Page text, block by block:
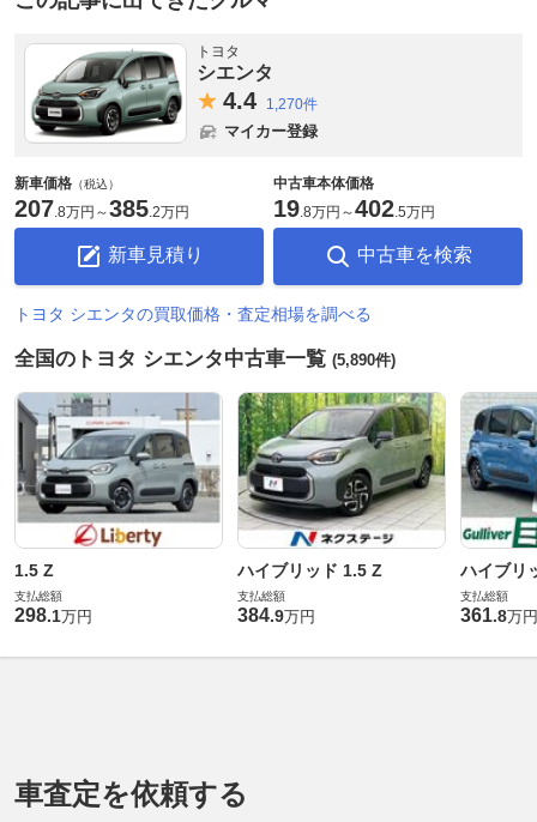
トヨタ
シエンタ
4.4 1,270件
マイカー登録
新車価格 （税込）
207.8万円 ～385.2万円
新車見積り
中古車本体価格
19.8万円 ～402.5万円
中古車を検索
トヨタ シエンタの買取価格・査定相場を調べる
全国のトヨタ シエンタ中古車一覧 (5,890件)
1.5 Z
支払総額
298.1万円
ハイブリッド 1.5 Z
支払総額
384.9万円
ハイブリ
支払総額
361.8万円
車査定を依頼する